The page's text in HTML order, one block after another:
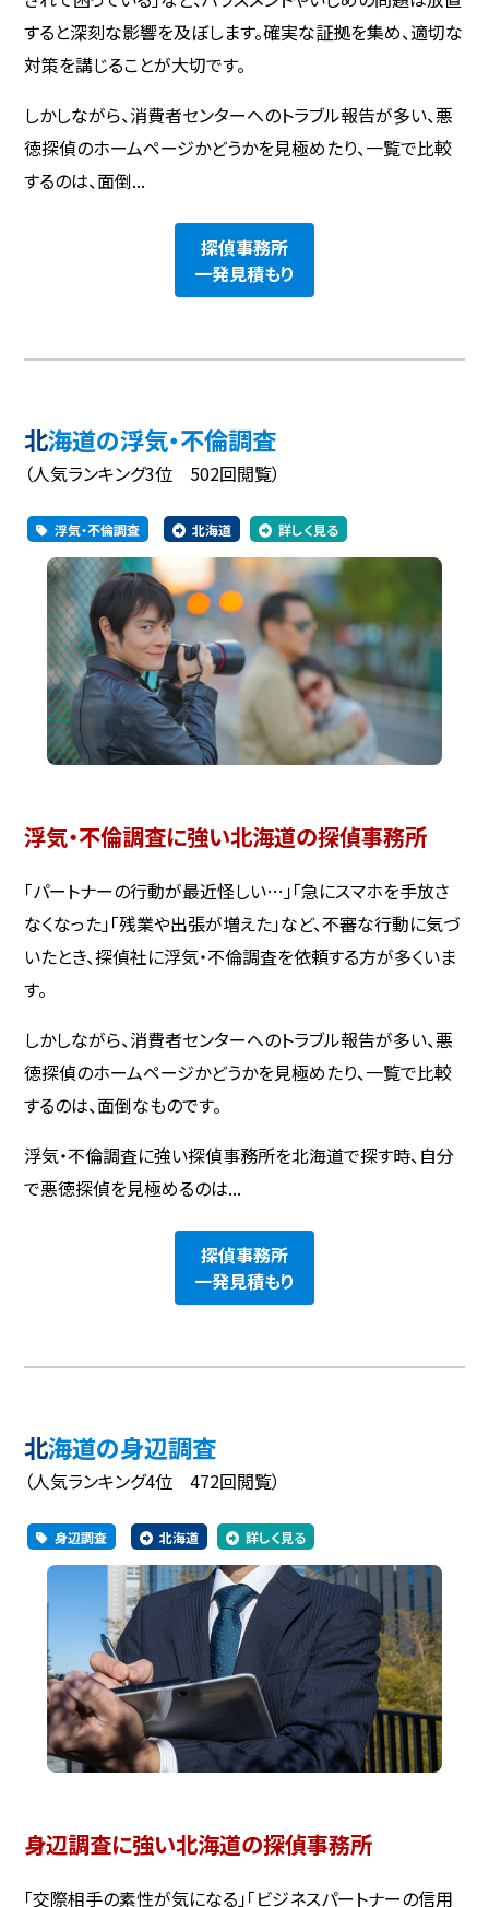
すると深刻な影響を及ぼします。確実な証拠を集め、適切な
対策を講じることが大切です。
しかしながら、消費者センターへのトラブル報告が多い、悪
徳探偵のホームページかどうかを見極めたり、一覧で比較
するのは、面倒...
探偵事務所
一発見積もり
北海道の浮気・不倫調査
（人気ランキング3位 502回閲覧）
浮気・不倫調査 北海道 詳しく見る
浮気・不倫調査に強い北海道の探偵事務所
「パートナーの行動が最近怪しい…」「急にスマホを手放さ
なくなった」「残業や出張が増えた」など、不審な行動に気づ
いたとき、探偵社に浮気・不倫調査を依頼する方が多くいま
す。
しかしながら、消費者センターへのトラブル報告が多い、悪
徳探偵のホームページかどうかを見極めたり、一覧で比較
するのは、面倒なものです。
浮気・不倫調査に強い探偵事務所を北海道で探す時、自分
で悪徳探偵を見極めるのは...
探偵事務所
一発見積もり
北海道の身辺調査
（人気ランキング4位 472回閲覧）
身辺調査 北海道 詳しく見る
身辺調査に強い北海道の探偵事務所
「交際相手の素性が気になる」「ビジネスパートナーの信用